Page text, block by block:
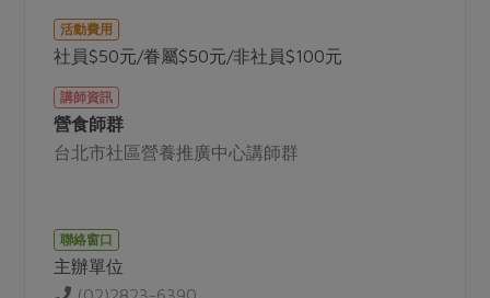
保健食品
居家好物
美妝保養 個人清潔
日用品
防災用品
涼拌沙拉
飲品
年菜食譜
議題活動
主婦聯盟X樂齡網特約優惠案
30%rPET紅烏龍茶
2024農業發展計畫年度報告
把最好的台灣味帶回家！
廢核運動
減添加物 減塑減廢
公益金
更多議題
綠主張月刊
合作社法規
社務專區
最新消息
活動費用
社員$50元/眷屬$50元/非社員$100元
講師資訊
營食師群
台北市社區營養推廣中心講師群
聯絡窗口
主辦單位